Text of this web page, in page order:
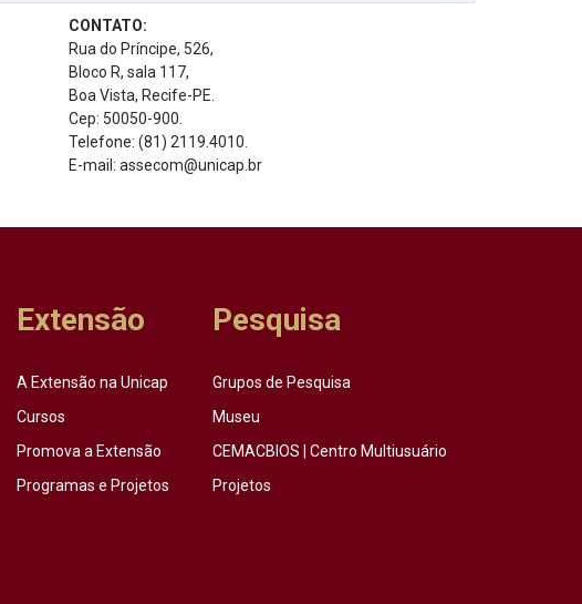
CONTATO:
Rua do Príncipe, 526,
Bloco R, sala 117,
Boa Vista, Recife-PE.
Cep: 50050-900.
Telefone: (81) 2119.4010.
E-mail: assecom@unicap.br
Extensão
A Extensão na Unicap
Cursos
Promova a Extensão
Programas e Projetos
Pesquisa
Grupos de Pesquisa
Museu
CEMACBIOS | Centro Multiusuário
Projetos